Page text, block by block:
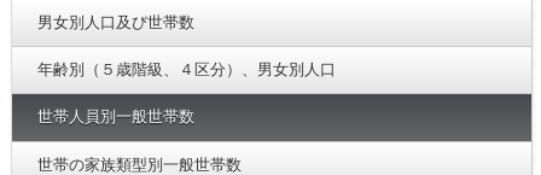
男女別人口及び世帯数
年齢別（５歳階級、４区分）、男女別人口
世帯人員別一般世帯数
世帯の家族類型別一般世帯数